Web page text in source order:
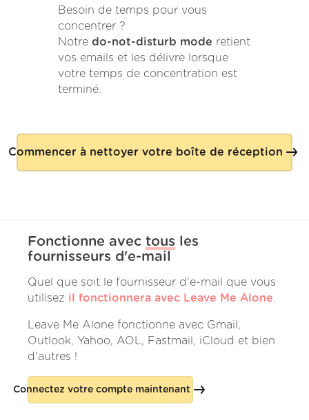
Besoin de temps pour vous
concentrer ?
Notre do-not-disturb mode retient
vos emails et les délivre lorsque
votre temps de concentration est
terminé.
Commencer à nettoyer votre boîte de réception
Fonctionne avec tous
les
fournisseurs d'e-mail
Quel que soit le fournisseur d'e-mail que vous
utilisez il fonctionnera avec Leave Me Alone.
Leave Me Alone fonctionne avec Gmail,
Outlook, Yahoo, AOL, Fastmail, iCloud et bien
d'autres !
Connectez votre compte maintenant